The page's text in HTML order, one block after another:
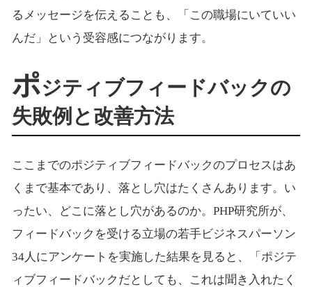
るメッセージを伝えることも、「この職場にいていい
んだ」という受容感につながります。
ポジティブフィードバックの
失敗例と改善方法
ここまでのポジティブフィードバックのプロセスはあ
くまで基本であり、落とし穴はたくさんあります。い
ったい、どこに落とし穴があるのか。PHP研究所が、
フィードバックを受ける立場の若手ビジネスパーソン
34人にアンケートを実施した結果を見ると、「ポジテ
ィブフィードバックだとしても、これは聞き入れたく